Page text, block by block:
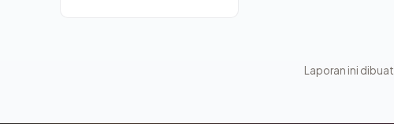
Laporan ini